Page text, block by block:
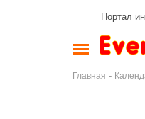
Портал
Главная -